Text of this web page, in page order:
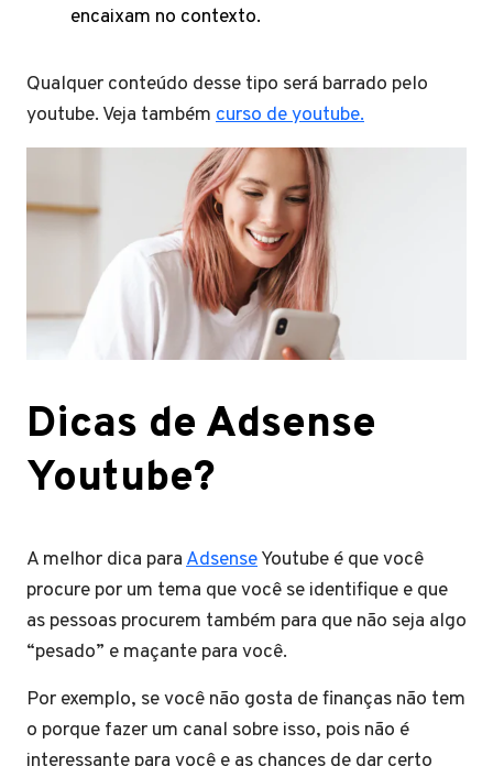
encaixam no contexto.
Qualquer conteúdo desse tipo será barrado pelo
youtube. Veja também curso de youtube.
Dicas de Adsense
Youtube?
A melhor dica paraAdsenseYoutube é que você
procure por um tema que você se identifique e que
as pessoas procurem também para que não seja algo
“pesado” e maçante para você.
Por exemplo, se você não gosta de finanças não tem
o porque fazer um canal sobre isso, pois não é